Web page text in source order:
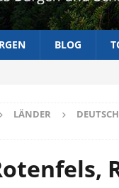
BLOG
LÄNDER